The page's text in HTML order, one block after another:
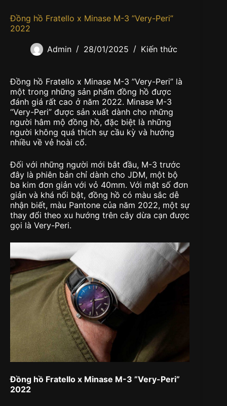
Đồng hồ Fratello x Minase M-3 ”Very-Peri”
2022
Admin 28/01/2025 Kiến thức
Đồng hồ Fratello x Minase M-3 ”Very-Peri” là
một trong những sản phẩm đồng hồ được
đánh giá rất cao ở năm 2022. Minase M-3
“Very-Peri” được sản xuất dành cho những
người hâm mộ đồng hồ, đặc biệt là những
người không quá thích sự cầu kỳ và hướng
nhiều về vẻ hoài cổ.
Đối với những người mới bắt đầu, M-3 trước
đây là phiên bản chỉ dành cho JDM, một bộ
ba kim đơn giản với vỏ 40mm. Với mặt số đơn
giản và khá nổi bật, đồng hồ có màu sắc dễ
nhận biết, màu Pantone của năm 2022, một sự
thay đổi theo xu hướng trên cây dừa cạn được
gọi là Very-Peri.
Đồng hồ Fratello x Minase M-3 ”Very-Peri”
2022